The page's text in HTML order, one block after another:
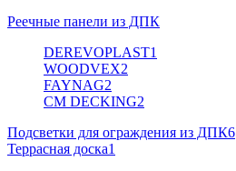
Реечные панели из ДПК
DEREVOPLAST1
WOODVEX2
FAYNAG2
CM DECKING2
Подсветки для ограждения из ДПК6
Террасная доска1